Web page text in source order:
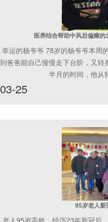
医养结合帮助中风后偏瘫
幸运的杨爷爷 78岁的杨爷爷本周
到爸爸能自己慢慢走下台阶，又
半月的时间，他从
03-25
95岁老人新